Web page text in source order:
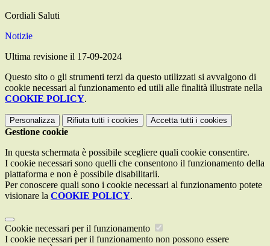
Cordiali Saluti
Notizie
Ultima revisione il 17-09-2024
Questo sito o gli strumenti terzi da questo utilizzati si avvalgono di
cookie necessari al funzionamento ed utili alle finalità illustrate nella
COOKIE POLICY.
Personalizza Rifiuta tutti i cookies Accetta tutti i cookies
Gestione cookie
In questa schermata è possibile scegliere quali cookie consentire.
I cookie necessari sono quelli che consentono il funzionamento della
piattaforma e non è possibile disabilitarli.
Per conoscere quali sono i cookie necessari al funzionamento potete
visionare la COOKIE POLICY.
Cookie necessari per il funzionamento
I cookie necessari per il funzionamento non possono essere